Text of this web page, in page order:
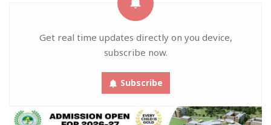
Get real time updates directly on you device,
subscribe now.
Subscribe